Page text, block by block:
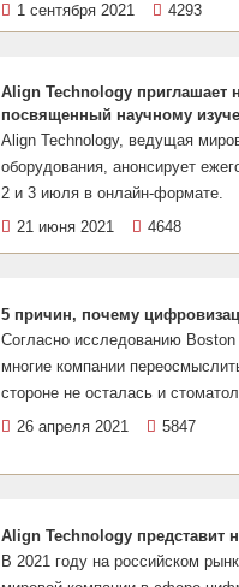
1 сентября 2021
4293
Align Technology приглашает
посвященный научному
Align Technology, ведущая
оборудования, анонсирует
2 и 3 июля в онлайн-формате.
21 июня 2021
4648
5 причин, почему
Согласно исследованию
многие компании
стороне не осталась и
26 апреля 2021
5847
Align Technology представит
В 2021 году на российском